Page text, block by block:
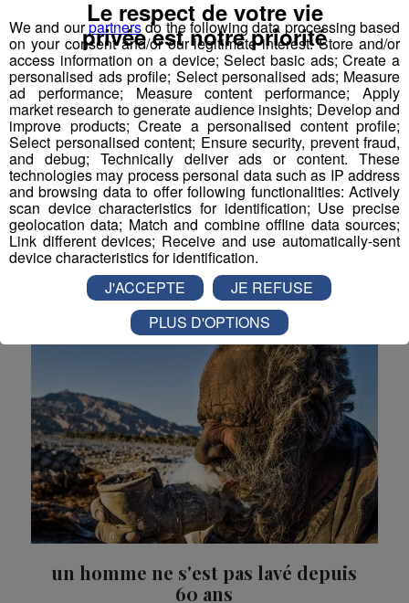
Quand Peter Pan demande Wendy
en mariage
C’est une demande en mariage que Lilly-Jane Young
n’oubliera pas de sitôt. Comédienne dans la comédie
musicale Peter Pan : The Never Ending Story, la jeune
femme de 22 ans a vécu un moment particulièrement
émouvant sur scène. Son compagnon dans la vie, qui
incarne Peter Pan, a arrêté la représentation pour la
demander en mariage. «Mesdames, Messieurs,
normalement à cet instant, Peter Pan regarde W...
La Matinale des Super Lève-Tôt
un homme ne s'est pas lavé depuis
60 ans
We and ourpartnersdo the following data processing based
on your consent and/or our legitimate interest: Store and/or
access information on a device; Select basic ads; Create a
personalised ads profile; Select personalised ads; Measure
ad performance; Measure content performance; Apply
market research to generate audience insights; Develop and
improve products; Create a personalised content profile;
Select personalised content; Ensure security, prevent fraud,
and debug; Technically deliver ads or content. These
technologies may process personal data such as IP address
and browsing data to offer following functionalities: Actively
scan device characteristics for identification; Use precise
geolocation data; Match and combine offline data sources;
Link different devices; Receive and use automatically-sent
device characteristics for identification.
Le respect de votre vie
privée est notre priorité
J'ACCEPTE
JE REFUSE
PLUS D'OPTIONS